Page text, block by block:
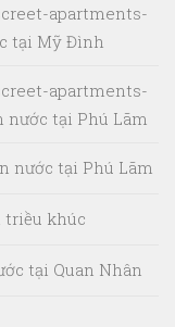
apartments-
tại Mỹ Đình
apartments-
nước tại Phú Lãm
nước tại Phú Lãm
triều khúc
tại Quan Nhân